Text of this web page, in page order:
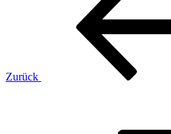
Zurück